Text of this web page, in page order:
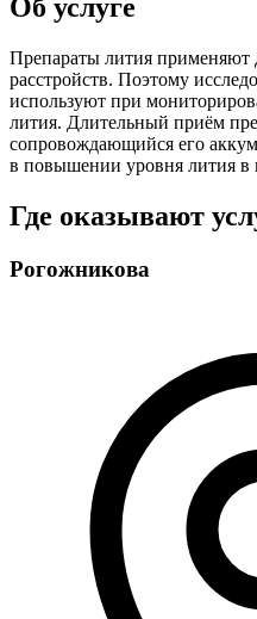
Об услуге
Препараты лития применяют
расстройств. Поэтому
используют при
лития. Длительный приём
сопровождающийся его
в повышении уровня лития в
Где оказывают
Рогожникова